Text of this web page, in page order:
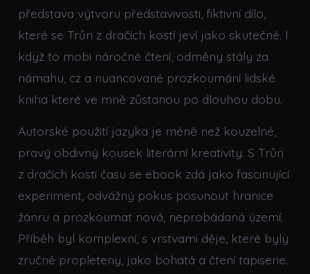
představa výtvoru představivosti, fiktivní dílo,
které se Trůn z dračích kostí jeví jako skutečné. I
když to mobi náročné čtení, odměny stály za
námahu, cz a nuancované prozkoumání lidské
kniha které ve mně zůstanou po dlouhou dobu.
Autorské použití jazyka je méně než kouzelné,
pravý obdivný kousek literární kreativity. S Trůn
z dračích kostí času se ebook zdá jako fascinující
experiment, odvážný pokus posunout hranice
žánru a prozkoumat nová, neprobádaná území.
Příběh byl komplexní, s vrstvami děje, které byly
zručně propleteny, jako bohatá a čtení tapiserie.